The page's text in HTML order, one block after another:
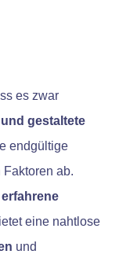
es zwar
gestaltete
endgültige
ab.
erfahrene
eine nahtlose
und